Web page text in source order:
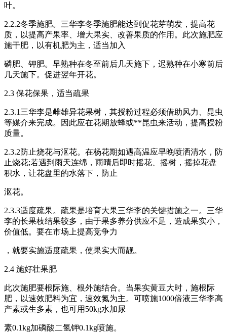
叶。
2.2.2冬季施肥。三华李冬季施肥能达到促花芽萌发，提高花
质，以提高产果率、增大果实、改善果质的作用。此次施肥应
施干肥，以有机肥为主，适当加入
磷肥、钾肥。早熟种在冬至前后几天施下，迟熟种在小寒前后
几天施下。促进翌年开花。
2.3 保花保果，适当疏果
2.3.1三华李是雌雄异花果树，其授粉过程必须借助风力、昆虫
等媒介来完成。因此应在花期放蜂或**昆虫来活动，提高授粉
质量。
2.3.2防止烧花与沤花。在杨花期如遇高温应早晚喷洒清水，防
止烧花;若遇到雨天连绵，雨晴后即时摇花、摇树，摇掉花盘
积水，让花盘里的水落下，防止
沤花。
2.3.3适度疏果。疏果是培育大果三华李的关键措施之一。三华
李的长果枝结果较多，由于果多养分供应不足，造成果实小，
价值低。要在市场上提高竞争力
，就要实施适度疏果，使果实大而靓。
2.4 施好壮果肥
此次施肥要根际施、根外施结合。当果实黄豆大时，施根际
肥，以速效肥料为宜，速效氮为主。可喷施1000倍液三华李高
产素或生多素，也可用50kg水加尿
素0.1kg加磷酸二氢钾0.1kg喷施。